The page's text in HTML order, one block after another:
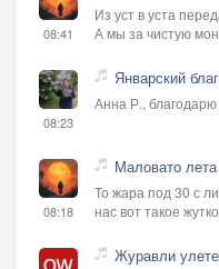
08:41
Из уст в уста
А мы за чистую
08:23
Январский
Анна Р., благодарю
08:18
Маловато лета
То жара под 30 с
нас вот такое
Журавли